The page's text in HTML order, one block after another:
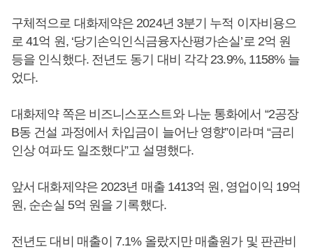
구체적으로 대화제약은 2024년 3분기 누적 이자비용으
로 41억 원, ‘당기손익인식금융자산평가손실’로 2억 원
등을 인식했다. 전년도 동기 대비 각각 23.9%, 1158% 늘
었다.
대화제약 쪽은 비즈니스포스트와 나눈 통화에서 “2공장
B동 건설 과정에서 차입금이 늘어난 영향”이라며 “금리
인상 여파도 일조했다”고 설명했다.
앞서 대화제약은 2023년 매출 1413억 원, 영업이익 19억
원, 순손실 5억 원을 기록했다.
전년도 대비 매출이 7.1% 올랐지만 매출원가 및 판관비